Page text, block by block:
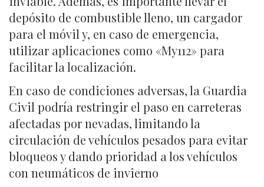
depósito de combustible lleno, un cargador
para el móvil y, en caso de emergencia,
utilizar aplicaciones como «My112» para
facilitar la localización.
En caso de condiciones adversas, la Guardia
Civil podría restringir el paso en carreteras
afectadas por nevadas, limitando la
circulación de vehículos pesados para evitar
bloqueos y dando prioridad a los vehículos
con neumáticos de invierno